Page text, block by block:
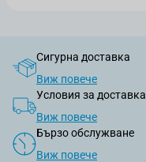
Сигурна доставка
Виж повече
Условия за доставка
Виж повече
Бързо обслужване
Виж повече